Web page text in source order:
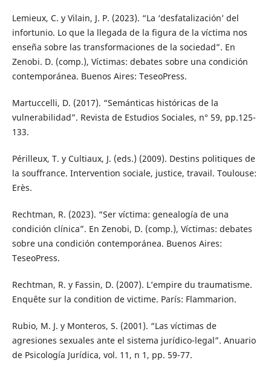
Lemieux, C. y Vilain, J. P. (2023). “La ‘desfatalización’ del
infortunio. Lo que la llegada de la figura de la víctima nos
enseña sobre las transformaciones de la sociedad”. En
Zenobi. D. (comp.), Víctimas: debates sobre una condición
contemporánea. Buenos Aires: TeseoPress.
Martuccelli, D. (2017). “Semánticas históricas de la
vulnerabilidad”. Revista de Estudios Sociales, n° 59, pp.125-
133.
Périlleux, T. y Cultiaux, J. (eds.) (2009). Destins politiques de
la souffrance. Intervention sociale, justice, travail. Toulouse:
Erès.
Rechtman, R. (2023). “Ser víctima: genealogía de una
condición clínica”. En Zenobi, D. (comp.), Víctimas: debates
sobre una condición contemporánea. Buenos Aires:
TeseoPress.
Rechtman, R. y Fassin, D. (2007). L’empire du traumatisme.
Enquête sur la condition de victime. París: Flammarion.
Rubio, M. J. y Monteros, S. (2001). “Las víctimas de
agresiones sexuales ante el sistema jurídico-legal”. Anuario
de Psicología Jurídica, vol. 11, n 1, pp. 59-77.